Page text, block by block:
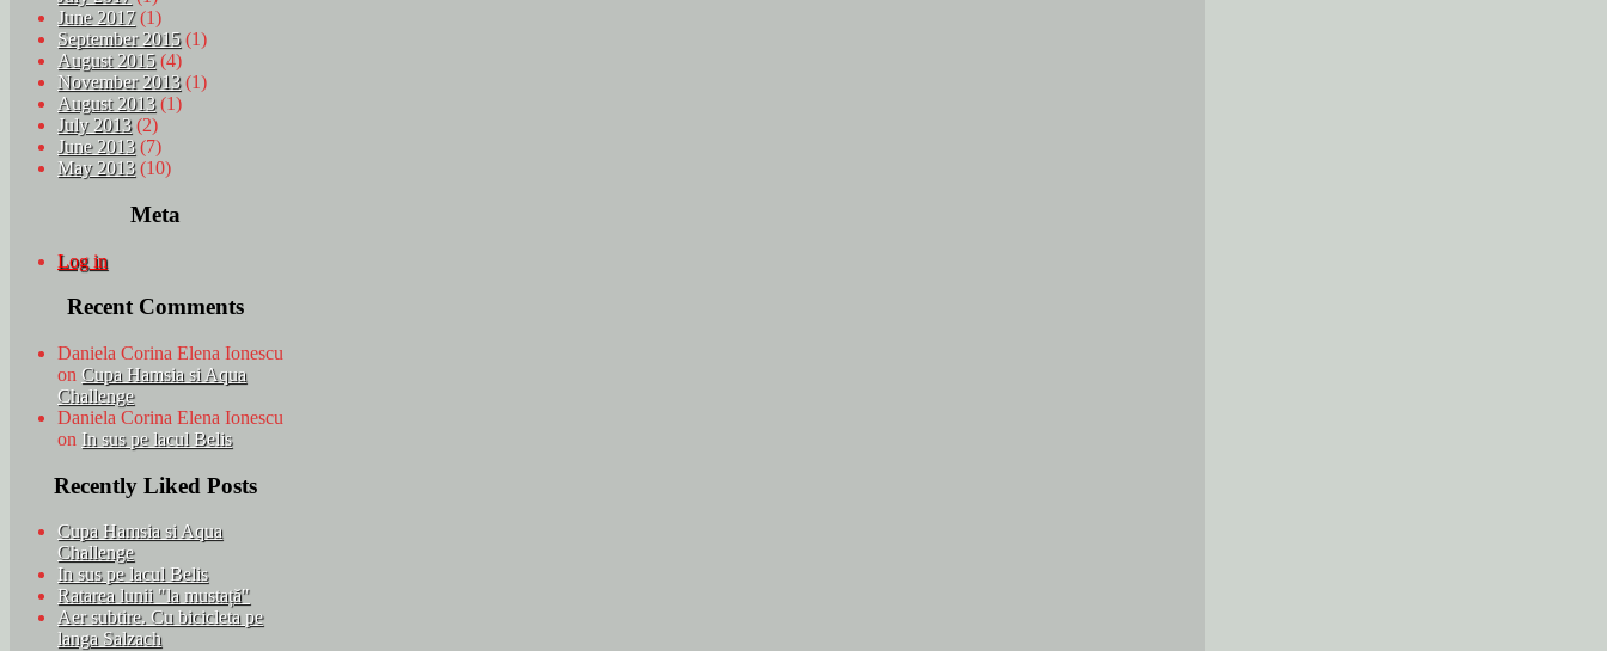
June 2017(1)
September 2015(1)
August 2015(4)
November 2013(1)
August 2013(1)
July 2013(2)
June 2013(7)
May 2013(10)
Meta
Log in
Recent Comments
Daniela Corina Elena Ionescu
on Cupa Hamsia si Aqua
Challenge
Daniela Corina Elena Ionescu
on In sus pe lacul Belis
Recently Liked Posts
Cupa Hamsia si Aqua
Challenge
In sus pe lacul Belis
Ratarea lunii "la mustață"
Aer subtire. Cu bicicleta pe
langa Salzach